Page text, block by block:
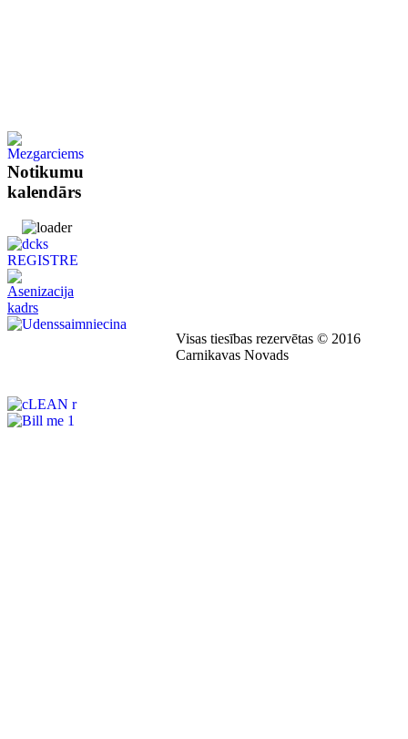
Notikumu
kalendārs
Visas tiesības rezervētas © 2016
Carnikavas Novads